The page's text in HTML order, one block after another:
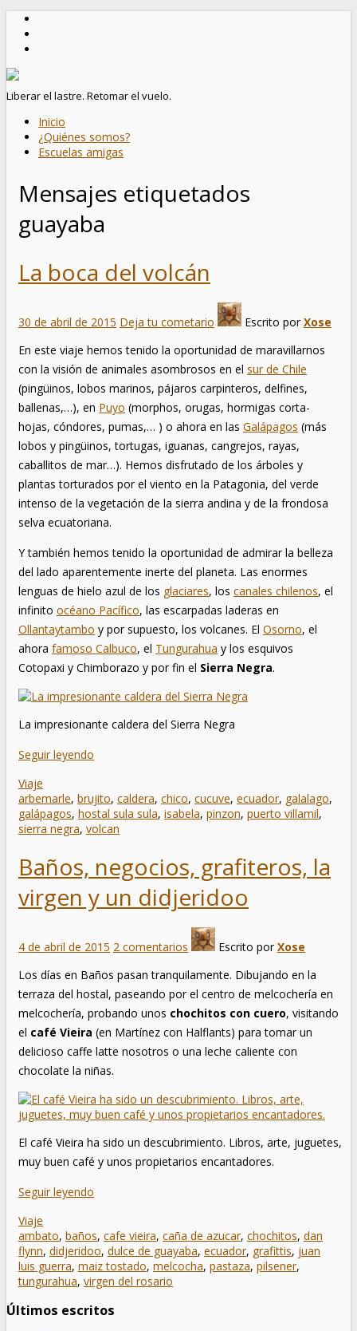
Liberar el lastre. Retomar el vuelo.
Inicio
¿Quiénes somos?
Escuelas amigas
Mensajes etiquetados
guayaba
La boca del volcán
30 de abril de 2015 Deja tu cometario Escrito porXose
En este viaje hemos tenido la oportunidad de maravillarnos
con la visión de animales asombrosos en el sur de Chile
(pingüinos, lobos marinos, pájaros carpinteros, delfines,
ballenas,…), en Puyo (morphos, orugas, hormigas corta-
hojas, cóndores, pumas,… ) o ahora en las Galápagos (más
lobos y pingüinos, tortugas, iguanas, cangrejos, rayas,
caballitos de mar…). Hemos disfrutado de los árboles y
plantas torturados por el viento en la Patagonia, del verde
intenso de la vegetación de la sierra andina y de la frondosa
selva ecuatoriana.
Y también hemos tenido la oportunidad de admirar la belleza
del lado aparentemente inerte del planeta. Las enormes
lenguas de hielo azul de los glaciares, los canales chilenos, el
infinito océano Pacífico, las escarpadas laderas en
Ollantaytambo y por supuesto, los volcanes. El Osorno, el
ahora famoso Calbuco, el Tungurahua y los esquivos
Cotopaxi y Chimborazo y por fin el Sierra Negra.
La impresionante caldera del Sierra Negra
Seguir leyendo
Viaje
arbemarle, brujito, caldera, chico, cucuve, ecuador, galalago,
galápagos, hostal sula sula, isabela, pinzon, puerto villamil,
sierra negra, volcan
Baños, negocios, grafiteros, la
virgen y un didjeridoo
4 de abril de 2015 2 comentarios Escrito porXose
Los días en Baños pasan tranquilamente. Dibujando en la
terraza del hostal, paseando por el centro de melcochería en
melcochería, probando unos chochitos con cuero, visitando
el café Vieira (en Martínez con Halflants) para tomar un
delicioso caffe latte nosotros o una leche caliente con
chocolate la niñas.
El café Vieira ha sido un descubrimiento. Libros, arte, juguetes,
muy buen café y unos propietarios encantadores.
Seguir leyendo
Viaje
ambato, baños, cafe vieira, caña de azucar, chochitos, dan
flynn, didjeridoo, dulce de guayaba, ecuador, grafittis, juan
luis guerra, maiz tostado, melcocha, pastaza, pilsener,
tungurahua, virgen del rosario
Últimos escritos